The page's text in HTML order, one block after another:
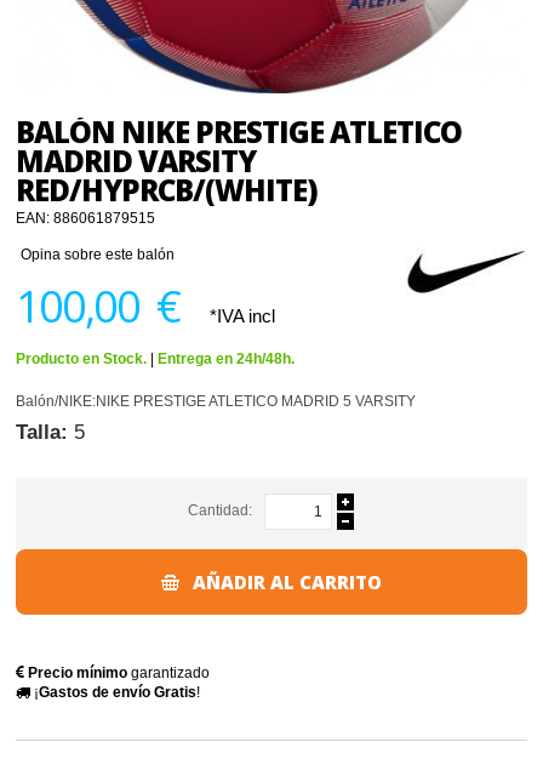
BALÓN NIKE PRESTIGE ATLETICO
MADRID VARSITY
RED/HYPRCB/(WHITE)
EAN:886061879515
Opina sobre este balón
100,00 € *IVA incl
Producto en Stock. Entrega en 24h/48h.
Balón/NIKE:NIKE PRESTIGE ATLETICO MADRID 5 VARSITY
Talla: 5
Cantidad:
AÑADIR AL CARRITO
Precio mínimo garantizado
¡Gastos de envío Gratis!